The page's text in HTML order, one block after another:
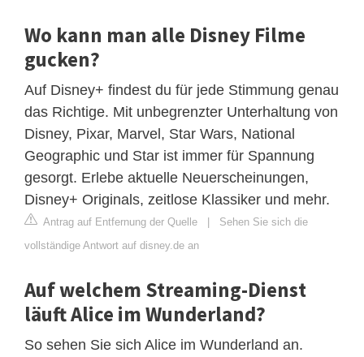
Wo kann man alle Disney Filme
gucken?
Auf Disney+ findest du für jede Stimmung genau
das Richtige. Mit unbegrenzter Unterhaltung von
Disney, Pixar, Marvel, Star Wars, National
Geographic und Star ist immer für Spannung
gesorgt. Erlebe aktuelle Neuerscheinungen,
Disney+ Originals, zeitlose Klassiker und mehr.
Antrag auf Entfernung der Quelle | Sehen Sie sich die
vollständige Antwort auf disney.de an
Auf welchem ​​Streaming-Dienst
läuft Alice im Wunderland?
So sehen Sie sich Alice im Wunderland an.